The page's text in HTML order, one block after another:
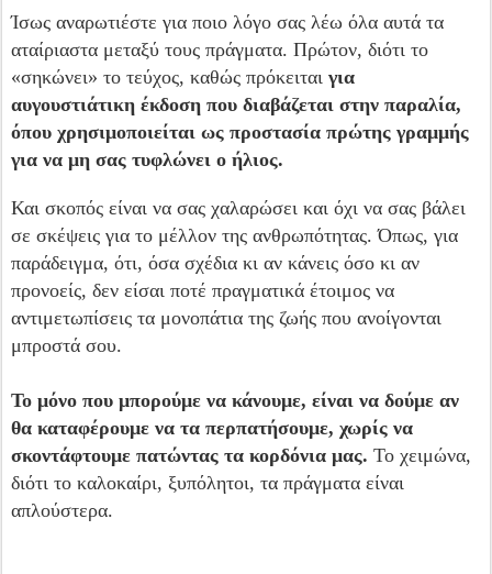
Ίσως αναρωτιέστε για ποιο λόγο σας λέω όλα αυτά τα
αταίριαστα μεταξύ τους πράγματα. Πρώτον, διότι το
«σηκώνει» το τεύχος, καθώς πρόκειται για
αυγουστιάτικη έκδοση που διαβάζεται στην παραλία,
όπου χρησιμοποιείται ως προστασία πρώτης γραμμής
για να μη σας τυφλώνει ο ήλιος.
Και σκοπός είναι να σας χαλαρώσει και όχι να σας βάλει
σε σκέψεις για το μέλλον της ανθρωπότητας. Όπως, για
παράδειγμα, ότι, όσα σχέδια κι αν κάνεις όσο κι αν
προνοείς, δεν είσαι ποτέ πραγματικά έτοιμος να
αντιμετωπίσεις τα μονοπάτια της ζωής που ανοίγονται
μπροστά σου.
Το μόνο που μπορούμε να κάνουμε, είναι να δούμε αν
θα καταφέρουμε να τα περπατήσουμε, χωρίς να
σκοντάφτουμε πατώντας τα κορδόνια μας. Το χειμώνα,
διότι το καλοκαίρι, ξυπόλητοι, τα πράγματα είναι
απλούστερα.